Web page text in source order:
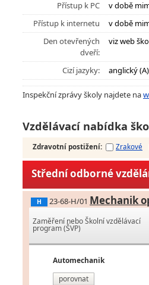
Přístup k PC
v době
Přístup k internetu
v době
Den otevřených
dveří:
viz web
Cizí jazyky: anglický (A)
Inspekční zprávy školy najdete na
Vzdělávací nabídka
Zdravotní postižení: Zrakové
Střední odborné
H 23-68-H/01 Mechanik
Zaměření nebo Školní vzdělávací
program (ŠVP)
Automechanik
porovnat